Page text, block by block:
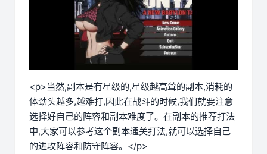
<p>当然,副本是有星级的,星级越高耸的副本,消耗的
体劲头越多,越难打,因此在战斗的时候,我们就要注意
选择好自己的阵容和副本难度了。在副本的推荐打法
中,大家可以参考这个副本通关打法,就可以选择自己
的进攻阵容和防守阵容。</p>